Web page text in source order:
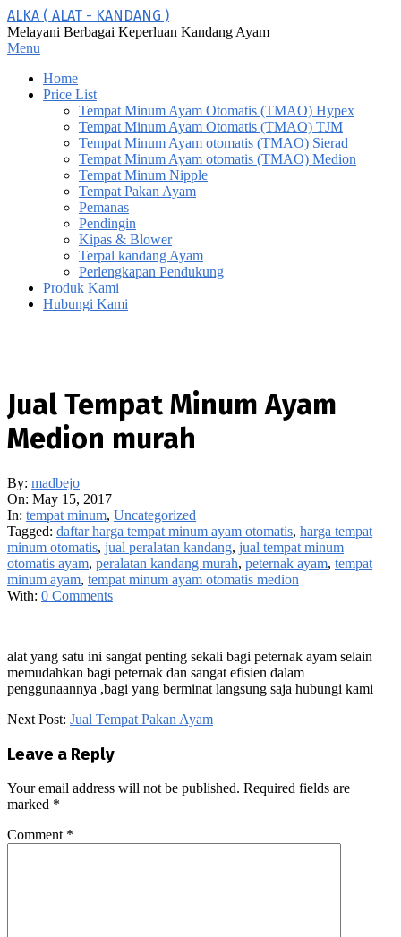
Skip
to
content
ALKA ( ALAT - KANDANG )
Melayani Berbagai Keperluan Kandang Ayam
Primary
Menu
Menu
Home
Price List
Tempat Minum Ayam Otomatis (TMAO) Hypex
Tempat Minum Ayam Otomatis (TMAO) TJM
Tempat Minum Ayam otomatis (TMAO) Sierad
Tempat Minum Ayam otomatis (TMAO) Medion
Tempat Minum Nipple
Tempat Pakan Ayam
Pemanas
Pendingin
Kipas & Blower
Terpal kandang Ayam
Perlengkapan Pendukung
Produk Kami
Hubungi Kami
Jual Tempat Minum Ayam
Medion murah
By: madbejo
On: May 15, 2017
In: tempat minum, Uncategorized
Tagged: daftar harga tempat minum ayam otomatis, harga tempat
minum otomatis, jual peralatan kandang, jual tempat minum
otomatis ayam, peralatan kandang murah, peternak ayam, tempat
minum ayam, tempat minum ayam otomatis medion
With: 0 Comments
alat yang satu ini sangat penting sekali bagi peternak ayam selain
memudahkan bagi peternak dan sangat efisien dalam
penggunaannya ,bagi yang berminat langsung saja hubungi kami
2017-
15
Next Post: Jual Tempat Pakan Ayam
Leave a Reply
Your email address will not be published. Required fields are
marked *
Comment *